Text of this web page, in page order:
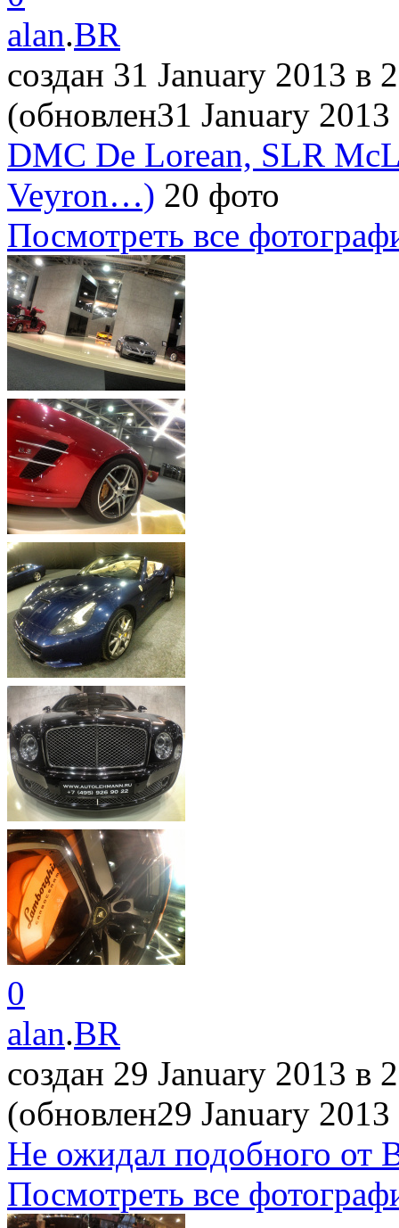
alan.BR
создан 31 January 2013 в
(обновлен31 January 2013
DMC De Lorean, SLR
Veyron…) 20 фото
Посмотреть все
0
alan.BR
создан 29 January 2013 в
(обновлен29 January 2013
Не ожидал подобного от
Посмотреть все